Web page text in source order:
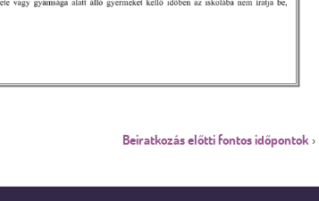
Beiratkozás előtti fontos időpontok›